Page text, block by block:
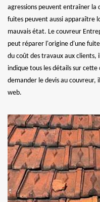
agressions peuvent entraîner
fuites peuvent aussi apparaître
mauvais état. Le couvreur
peut réparer l'origine d'une
du coût des travaux aux
indique tous les détails sur
demander le devis au
web.